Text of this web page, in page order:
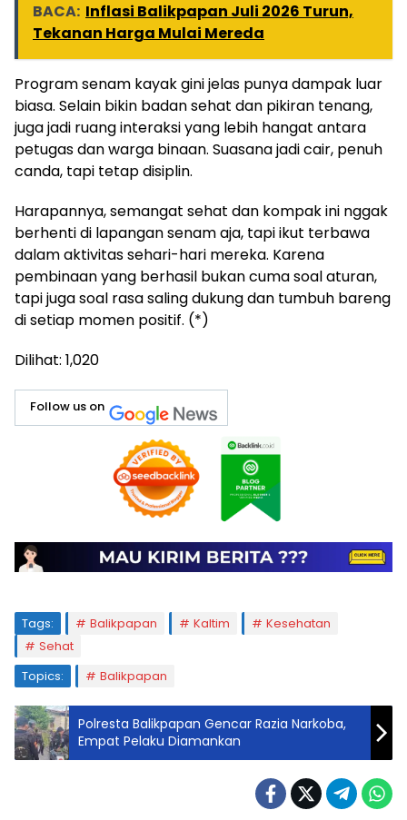
BACA: Inflasi Balikpapan Juli 2026 Turun,
Tekanan Harga Mulai Mereda
Program senam kayak gini jelas punya dampak luar
biasa. Selain bikin badan sehat dan pikiran tenang,
juga jadi ruang interaksi yang lebih hangat antara
petugas dan warga binaan. Suasana jadi cair, penuh
canda, tapi tetap disiplin.
Harapannya, semangat sehat dan kompak ini nggak
berhenti di lapangan senam aja, tapi ikut terbawa
dalam aktivitas sehari-hari mereka. Karena
pembinaan yang berhasil bukan cuma soal aturan,
tapi juga soal rasa saling dukung dan tumbuh bareng
di setiap momen positif. (*)
Dilihat: 1,020
Follow us on
Tags: Balikpapan Kaltim
Kesehatan
Sehat
Topics:
Balikpapan
Polresta Balikpapan Gencar Razia Narkoba,
Empat Pelaku Diamankan